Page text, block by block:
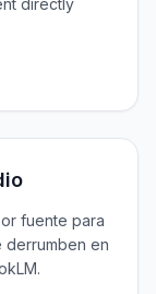
directly
fuente para
derrumben en